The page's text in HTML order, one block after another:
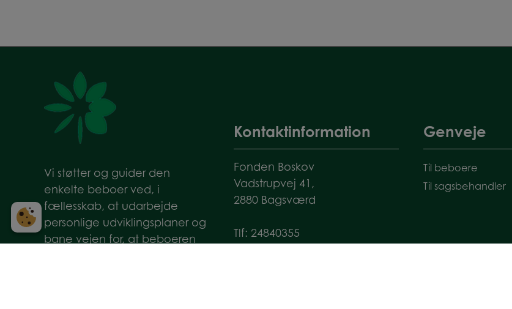
Vi støtter og guider den
enkelte beboer ved, i
fællesskab, at udarbejde
personlige udviklingsplaner og
bane vejen for, at beboeren
Kontaktinformation
Fonden Boskov
Vadstrupvej 41,
2880 Bagsværd
Tlf: 24840355
Genveje
Til beboere
Til sagsbehandler